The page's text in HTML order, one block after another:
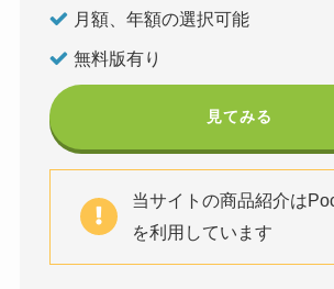
月額、年額の選択可能
無料版有り
見てみる
当サイトの商品紹介は
を利用しています